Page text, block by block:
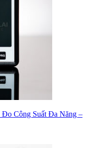
Công Suất Đa Năng –